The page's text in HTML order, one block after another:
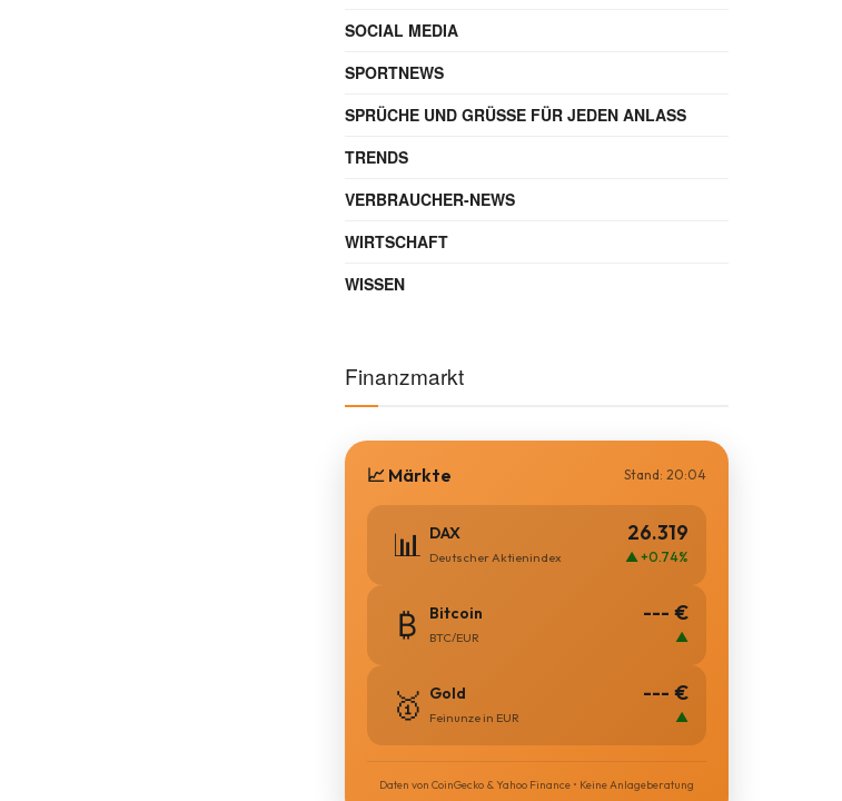
SOCIAL MEDIA
SPORTNEWS
SPRÜCHE UND GRÜSSE FÜR JEDEN ANLASS
TRENDS
VERBRAUCHER-NEWS
WIRTSCHAFT
WISSEN
Finanzmarkt
📈 Märkte Stand: 20:04
📊 DAX
Deutscher Aktienindex
26.319
▲ +0.74%
₿ Bitcoin
BTC/EUR
--- €
▲
🥇 Gold
Feinunze in EUR
--- €
▲
Daten von CoinGecko & Yahoo Finance • Keine Anlageberatung